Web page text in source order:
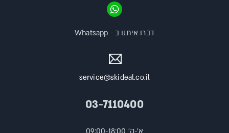
service@skideal.co.il
03-7110400
דברו איתנו ב - Whatsapp